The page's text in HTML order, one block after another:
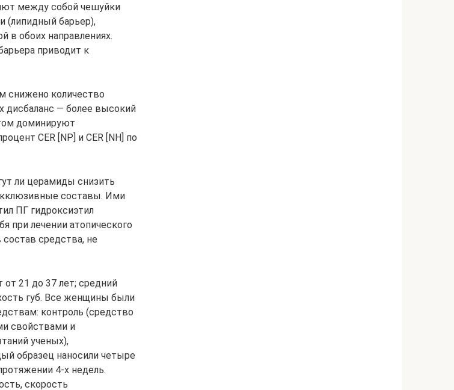
между собой чешуйки
(липидный барьер),
в обоих направлениях.
приводит к
снижено количество
дисбаланс — более высокий
доминируют
CER [NP] и CER [NH] по
ли церамиды снизить
составы. Ими
ПГ гидроксиэтил
при лечении атопического
средства, не
от 21 до 37 лет; средний
губ. Все женщины были
контроль (средство
свойствами и
ученых),
образец наносили четыре
4-х недель.
скорость